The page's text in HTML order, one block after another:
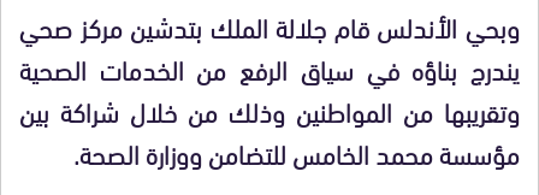
وبحي الأندلس قام جلالة الملك بتدشين مركز صحي
يندرج بناؤه في سياق الرفع من الخدمات الصحية
وتقريبها من المواطنين وذلك من خلال شراكة بين
مؤسسة محمد الخامس للتضامن ووزارة الصحة.